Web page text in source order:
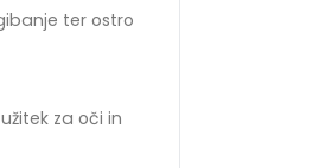
ter ostro
za oči in